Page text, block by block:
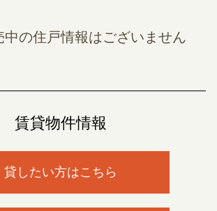
中の住戸情報はございません
賃貸物件情報
貸したい方はこちら